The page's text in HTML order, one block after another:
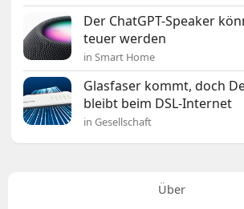
Der ChatGPT-Speaker
teuer werden
in Smart Home
Glasfaser kommt, doch
bleibt beim DSL-Internet
in Gesellschaft
Über